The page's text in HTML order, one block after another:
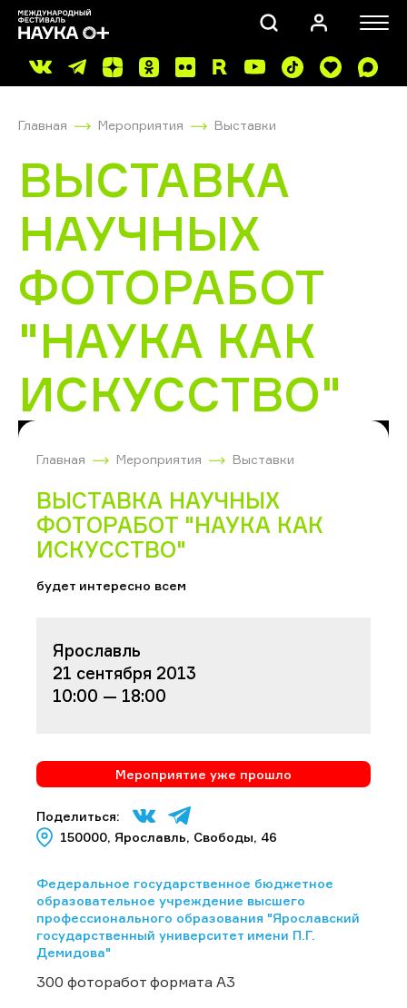
Главная Мероприятия Выставки
ВЫСТАВКА
НАУЧНЫХ
ФОТОРАБОТ
"НАУКА КАК
ИСКУССТВО"
Главная Мероприятия Выставки
ВЫСТАВКА НАУЧНЫХ
ФОТОРАБОТ "НАУКА КАК
ИСКУССТВО"
будет интересно всем
Ярославль
21 сентября 2013
10:00 — 18:00
Мероприятие уже прошло
Поделиться:
150000, Ярославль, Свободы, 46
Федеральное государственное бюджетное
образовательное учреждение высшего
профессионального образования "Ярославский
государственный университет имени П.Г.
Демидова"
300 фоторабот формата А3